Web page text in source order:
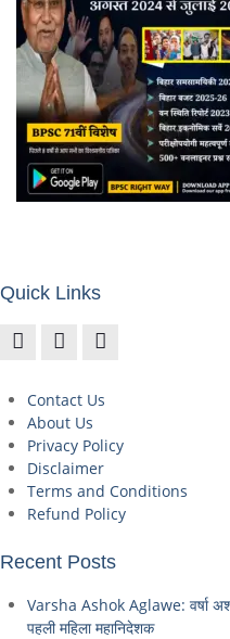
Quick Links
Contact Us
About Us
Privacy Policy
Disclaimer
Terms and Conditions
Refund Policy
Recent Posts
Varsha Ashok Aglawe: वर्षा
पहली महिला महानिदेशक